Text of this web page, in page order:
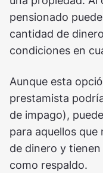
pensionado
cantidad de
condiciones en
Aunque esta
prestamista
de impago),
para aquellos
de dinero y
como respaldo.